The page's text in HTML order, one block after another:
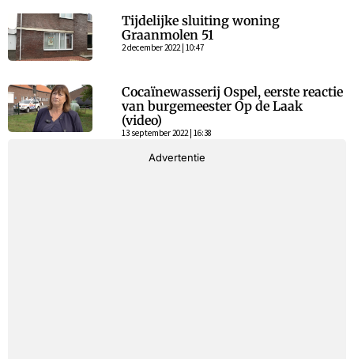
Tijdelijke sluiting woning
Graanmolen 51
2 december 2022 | 10:47
Cocaïnewasserij Ospel, eerste reactie
van burgemeester Op de Laak
(video)
13 september 2022 | 16:38
Advertentie